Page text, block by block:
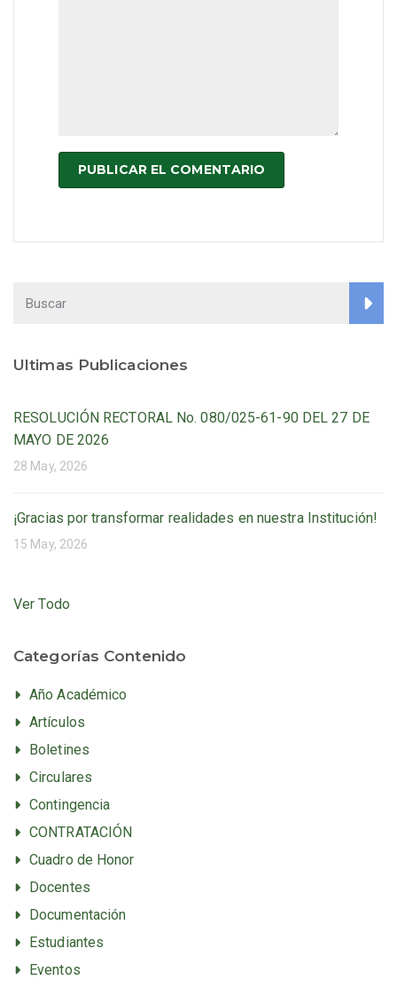
Ultimas Publicaciones
RESOLUCIÓN RECTORAL No. 080/025-61-90 DEL 27 DE
MAYO DE 2026
28 May, 2026
¡Gracias por transformar realidades en nuestra Institución!
15 May, 2026
Ver Todo
Categorías Contenido
Año Académico
Artículos
Boletines
Circulares
Contingencia
CONTRATACIÓN
Cuadro de Honor
Docentes
Documentación
Estudiantes
Eventos